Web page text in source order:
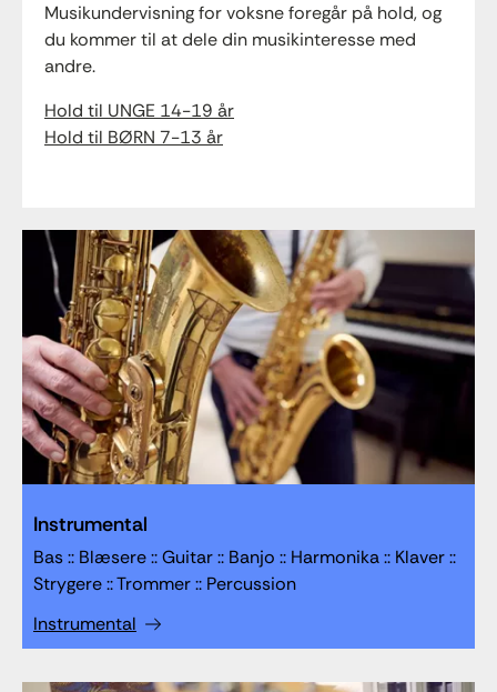
Musikundervisning for voksne foregår på hold, og
du kommer til at dele din musikinteresse med
andre.
Hold til UNGE 14-19 år
Hold til BØRN 7-13 år
Instrumental
Bas :: Blæsere :: Guitar :: Banjo :: Harmonika :: Klaver ::
Strygere :: Trommer :: Percussion
Instrumental